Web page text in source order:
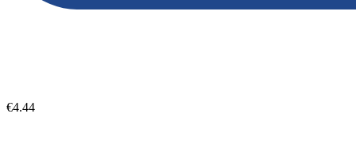
€4.44